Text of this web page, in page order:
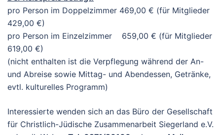
pro Person im Doppelzimmer 469,00 € (für Mitglieder
429,00 €)
pro Person im Einzelzimmer 659,00 € (für Mitglieder
619,00 €)
(nicht enthalten ist die Verpflegung während der An-
und Abreise sowie Mittag- und Abendessen, Getränke,
evtl. kulturelles Programm)
Interessierte wenden sich an das Büro der Gesellschaft
für Christlich-Jüdische Zusammenarbeit Siegerland e.V.